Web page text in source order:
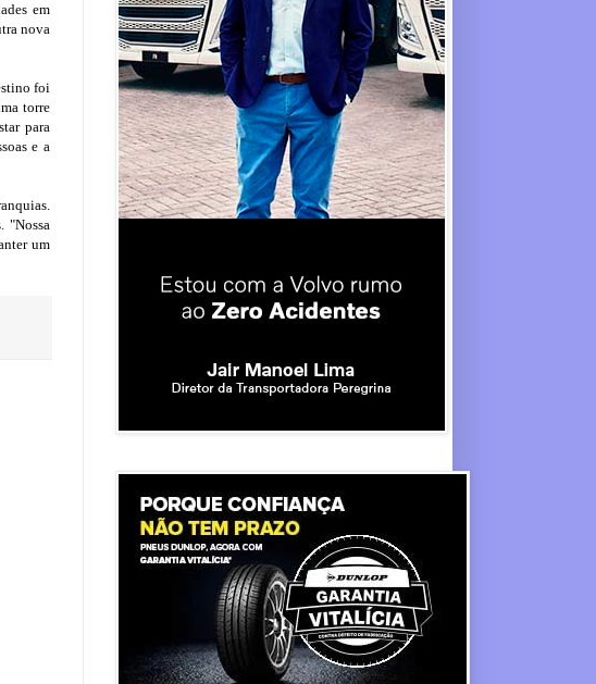
em
nova
foi
torre
para
e a
"Nossa
um